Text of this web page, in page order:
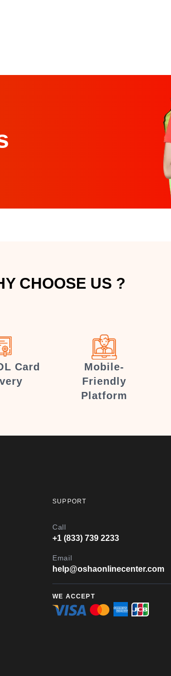
CHOOSE US ?
Card
Mobile-
Friendly
Platform
SUPPORT
Call
+1 (833) 739 2233
Email
help@oshaonlinecenter.com
WE ACCEPT